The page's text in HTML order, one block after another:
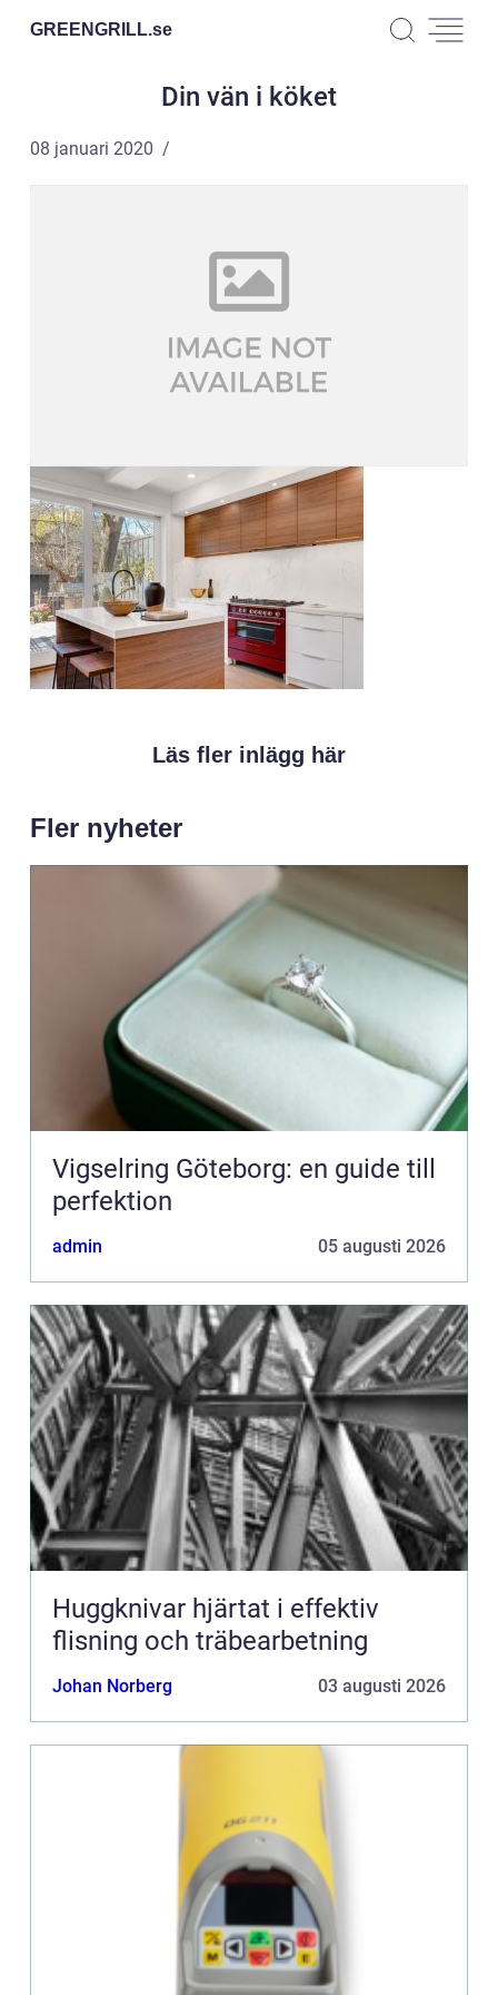
GREENGRILL.se
Din vän i köket
08 januari 2020
Läs fler inlägg här
Fler nyheter
Vigselring Göteborg: en guide till
perfektion
admin 05 augusti 2026
Huggknivar hjärtat i effektiv
flisning och träbearbetning
Johan Norberg 03 augusti 2026